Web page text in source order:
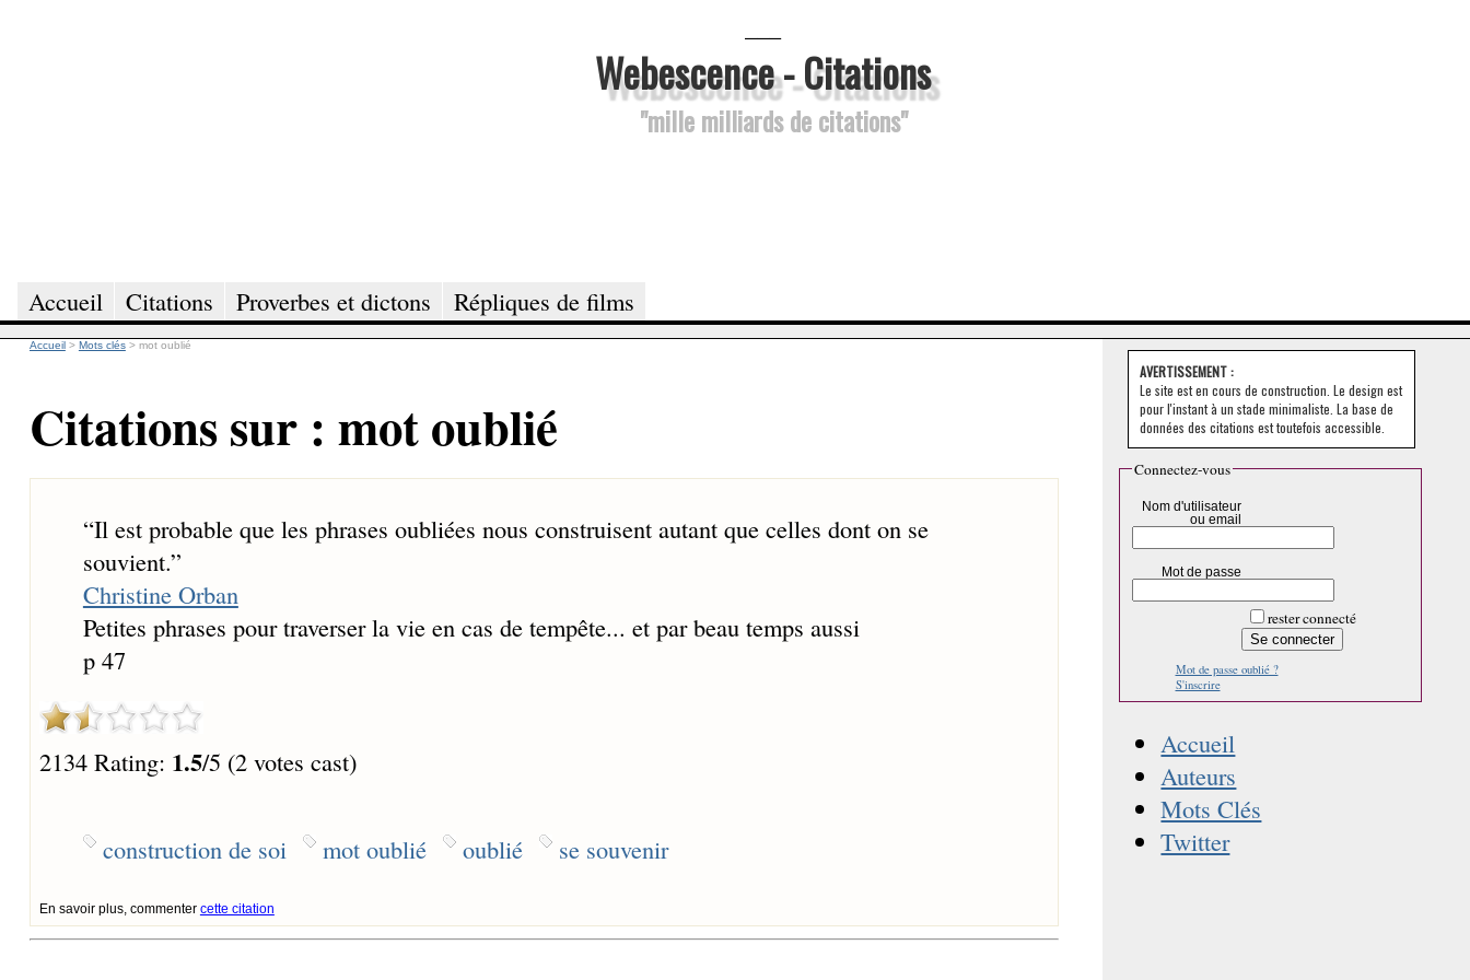
Webescence - Citations
"mille milliards de citations"
Accueil Citations Proverbes et dictons Répliques de films
Accueil > Mots clés > mot oublié
Citations sur : mot oublié
“Il est probable que les phrases oubliées nous construisent autant que celles dont on se
souvient.”
Christine Orban
Petites phrases pour traverser la vie en cas de tempête... et par beau temps aussi
p 47
2134 Rating: 1.5/5 (2 votes cast)
construction de soi mot oublié oublié se souvenir
En savoir plus, commenter cette citation
AVERTISSEMENT :
Le site est en cours de construction. Le design est
pour l'instant à un stade minimaliste. La base de
données des citations est toutefois accessible.
Connectez-vous
Nom d'utilisateur
ou email
Mot de passe
rester connecté
Mot de passe oublié ?
S'inscrire
Accueil
Auteurs
Mots Clés
Twitter